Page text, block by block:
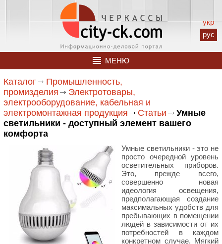
укр
рус
МЕНЮ
Каталог
Промышленность,
промизделия
Электротовары,
электрооборудование, кабельная и
электромонтажная продукция
Статьи
Умные
светильники - доступный элемент вашего
комфорта
Умные светильники - это не
просто очередной уровень
осветительных приборов.
Это, прежде всего,
совершенно новая
идеология освещения,
предполагающая создание
максимальных удобств для
пребывающих в помещении
людей в зависимости от их
потребностей в каждом
конкретном случае. Мягкий